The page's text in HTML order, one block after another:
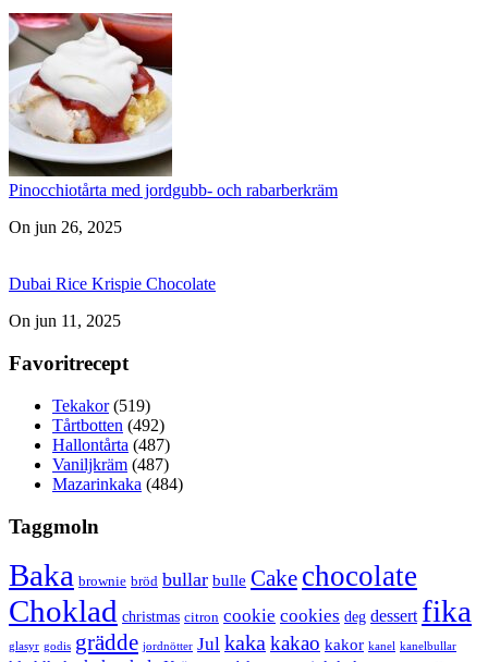
Pinocchiotårta med jordgubb- och rabarberkräm
On jun 26, 2025
Dubai Rice Krispie Chocolate
On jun 11, 2025
Favoritrecept
Tekakor(519)
Tårtbotten (492)
Hallontårta (487)
Vaniljkräm (487)
Mazarinkaka (484)
Taggmoln
Baka brownie bröd bullar bulle Cake chocolate
Choklad christmas citron cookie cookies deg dessert fika
glasyr godis grädde jordnötter Jul kaka kakao kakor kanel kanelbullar